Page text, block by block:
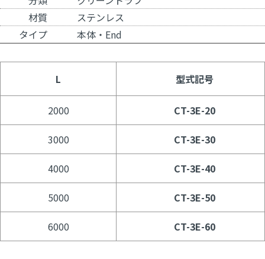
材質
ステンレス
タイプ
本体・End
L 型式記号
2000 CT-3E-20
3000 CT-3E-30
4000 CT-3E-40
5000 CT-3E-50
6000 CT-3E-60